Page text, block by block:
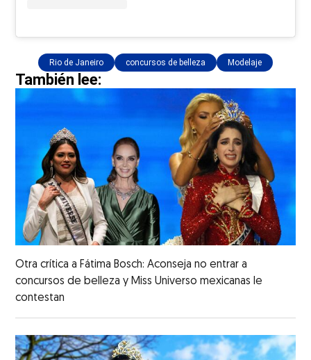
Rio de Janeiro concursos de belleza Modelaje
También lee:
Otra crítica a Fátima Bosch: Aconseja no entrar a
concursos de belleza y Miss Universo mexicanas le
contestan